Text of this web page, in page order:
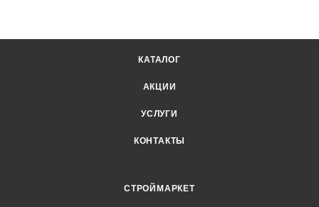
КАТАЛОГ
АКЦИИ
УСЛУГИ
КОНТАКТЫ
СТРОЙМАРКЕТ